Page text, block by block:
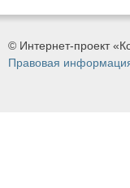
© Интернет-проект
Правовая